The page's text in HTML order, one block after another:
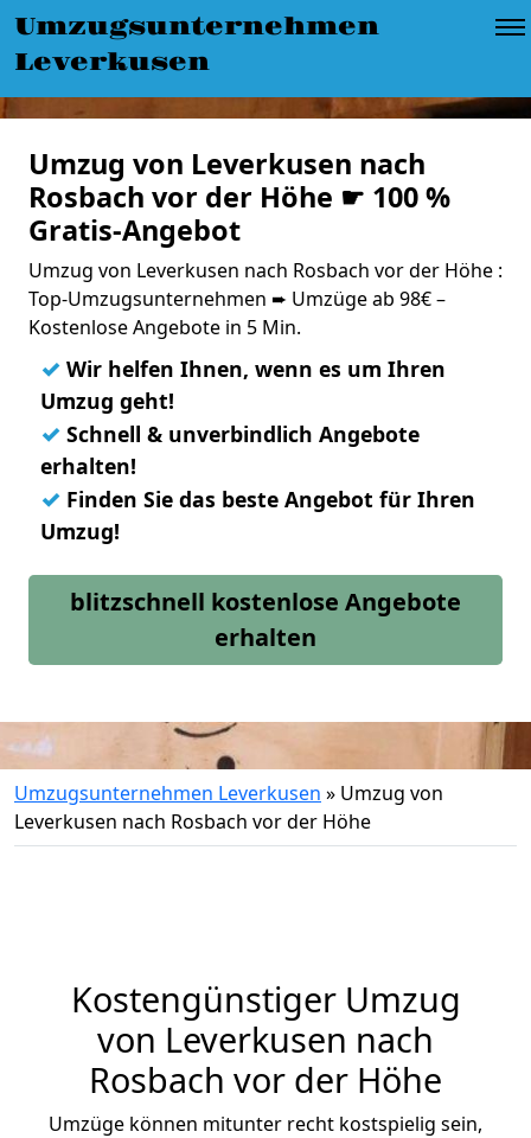
Umzugsunternehmen
Leverkusen
Umzug von Leverkusen nach
Rosbach vor der Höhe ☛ 100 %
Gratis-Angebot
Umzug von Leverkusen nach Rosbach vor der Höhe :
Top-Umzugsunternehmen ➨ Umzüge ab 98€ –
Kostenlose Angebote in 5 Min.
✓ Wir helfen Ihnen, wenn es um Ihren
Umzug geht!
✓ Schnell & unverbindlich Angebote
erhalten!
✓ Finden Sie das beste Angebot für Ihren
Umzug!
blitzschnell kostenlose Angebote
erhalten
Umzugsunternehmen Leverkusen » Umzug von
Leverkusen nach Rosbach vor der Höhe
Kostengünstiger Umzug
von Leverkusen nach
Rosbach vor der Höhe
Umzüge können mitunter recht kostspielig sein,